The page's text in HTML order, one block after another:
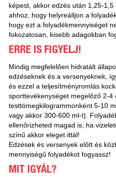
képest, akkor edzés után 1,25-
ahhoz, hogy helyreálljon a
hogy ezt a folyadékmennyiséget
fokozatosan, kisebb adagokban
ERRE IS FIGYELJ!
Mindig megfelelően hidratált
edzéseknek és a versenyeknek,
és ezzel a teljesítményromlás
sporttevékenységet megelőző 2-4
testtömegkilogrammonként 5-10
vagy akkor 300-600 ml-t).
ellenőrizheted magad is, ha
színű akkor eleget ittál!
Edzések és versenyek előtt és
mennyiségű folyadékot fogyassz!
MIT IGYÁL?